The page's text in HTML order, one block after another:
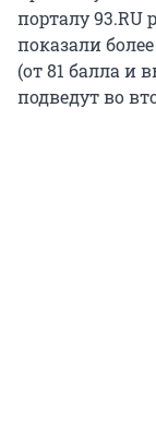
порталу 93.RU
показали
(от 81 балла и
подведут во